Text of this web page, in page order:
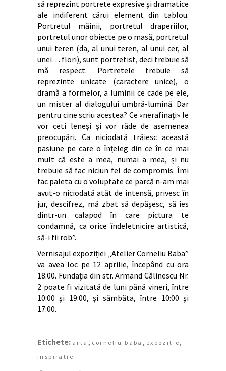
să reprezint portrete expresive și dramatice
ale indiferent cărui element din tablou.
Portretul mâinii, portretul draperiilor,
portretul unor obiecte pe o masă, portretul
unui teren (da, al unui teren, al unui cer, al
unei… flori), sunt portretist, deci trebuie să
mă respect. Portretele trebuie să
reprezinte unicate (caractere unice), o
dramă a formelor, a luminii ce cade pe ele,
un mister al dialogului umbră-lumină. Dar
pentru cine scriu acestea? Ce «nerafinați» le
vor ceti leneși și vor râde de asemenea
preocupări. Ca niciodată trăiesc această
pasiune pe care o înțeleg din ce în ce mai
mult că este a mea, numai a mea, și nu
trebuie să fac niciun fel de compromis. Îmi
fac paleta cu o voluptate ce parcă n-am mai
avut-o niciodată atât de intensă, privesc în
jur, descifrez, mă zbat să depășesc, să ies
dintr-un calapod în care pictura te
condamnă, ca orice îndeletnicire artistică,
să-i fii rob”.
Vernisajul expoziției „Atelier Corneliu Baba”
va avea loc pe 12 aprilie, începând cu ora
18:00. Fundația din str. Armand Călinescu Nr.
2 poate fi vizitată de luni până vineri, între
10:00 și 19:00, și sâmbăta, între 10:00 și
17:00.
Etichete: arta , corneliu baba , expozitie,
inspiratie